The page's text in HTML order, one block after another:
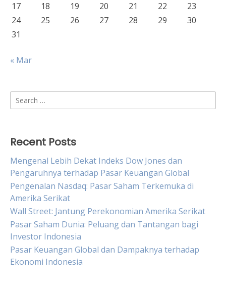
17
18 19 20 21 22
23
24
25 26 27 28 29
30
31
« Mar
Search
for:
Recent Posts
Mengenal Lebih Dekat Indeks Dow Jones dan
Pengaruhnya terhadap Pasar Keuangan Global
Pengenalan Nasdaq: Pasar Saham Terkemuka di
Amerika Serikat
Wall Street: Jantung Perekonomian Amerika Serikat
Pasar Saham Dunia: Peluang dan Tantangan bagi
Investor Indonesia
Pasar Keuangan Global dan Dampaknya terhadap
Ekonomi Indonesia